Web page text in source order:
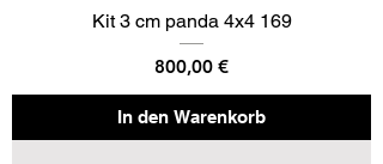
Kit 3 cm panda 4x4 169
Preis
800,00 €
In den Warenkorb